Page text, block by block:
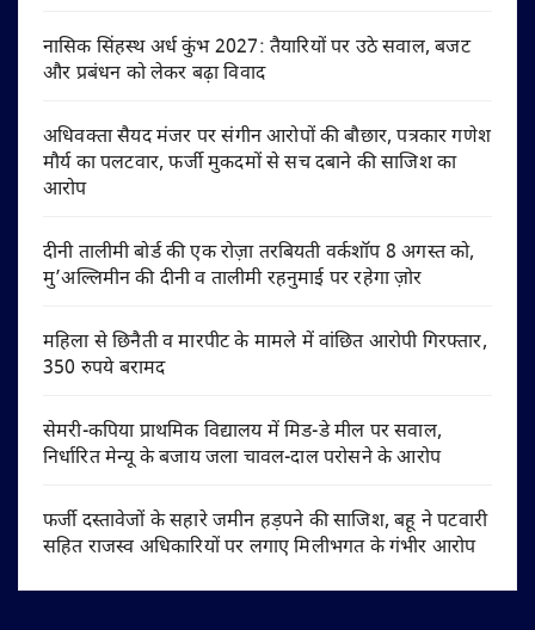
नासिक सिंहस्थ अर्ध कुंभ 2027: तैयारियों पर उठे सवाल, बजट
और प्रबंधन को लेकर बढ़ा विवाद
अधिवक्ता सैयद मंजर पर संगीन आरोपों की बौछार, पत्रकार गणेश
मौर्य का पलटवार, फर्जी मुकदमों से सच दबाने की साजिश का
आरोप
दीनी तालीमी बोर्ड की एक रोज़ा तरबियती वर्कशॉप 8 अगस्त को,
मु’अल्लिमीन की दीनी व तालीमी रहनुमाई पर रहेगा ज़ोर
महिला से छिनैती व मारपीट के मामले में वांछित आरोपी गिरफ्तार,
350 रुपये बरामद
सेमरी-कपिया प्राथमिक विद्यालय में मिड-डे मील पर सवाल,
निर्धारित मेन्यू के बजाय जला चावल-दाल परोसने के आरोप
फर्जी दस्तावेजों के सहारे जमीन हड़पने की साजिश, बहू ने पटवारी
सहित राजस्व अधिकारियों पर लगाए मिलीभगत के गंभीर आरोप